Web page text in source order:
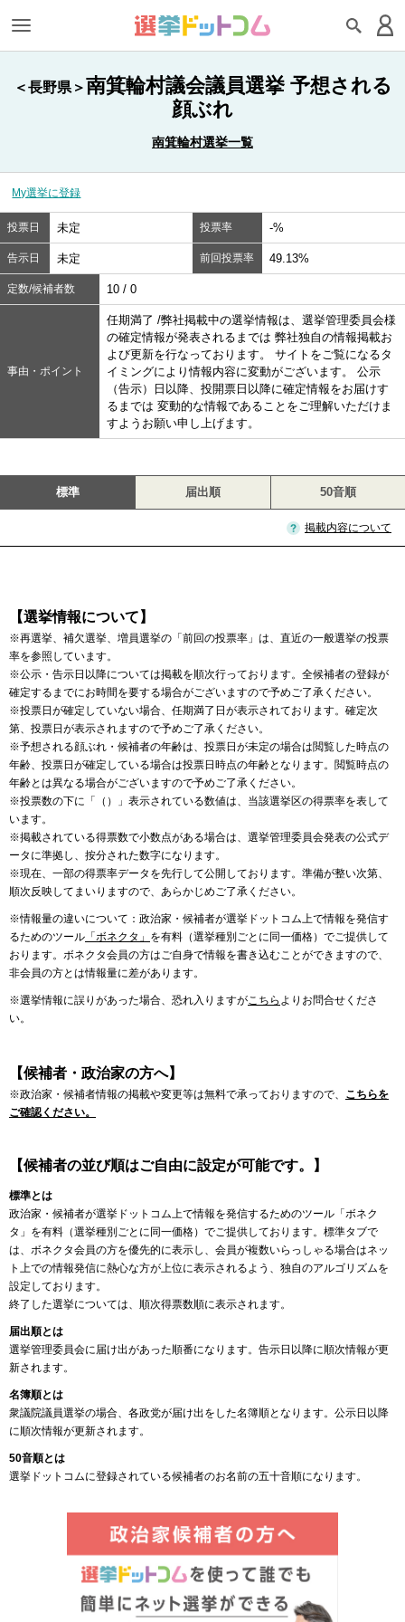
＜長野県＞南箕輪村議会議員選挙 予想される
顔ぶれ
南箕輪村選挙一覧
My選挙に登録
投票日 未定 投票率 -%
告示日 未定 前回投票率 49.13%
定数/候補者数 10 / 0
事由・ポイント
任期満了 /弊社掲載中の選挙情報は、選挙管理委員会様
の確定情報が発表されるまでは 弊社独自の情報掲載お
よび更新を行なっております。 サイトをご覧になるタ
イミングにより情報内容に変動がございます。 公示
（告示）日以降、投開票日以降に確定情報をお届けす
るまでは 変動的な情報であることをご理解いただけま
すようお願い申し上げます。
標準 届出順 50音順
掲載内容について
【選挙情報について】
※再選挙、補欠選挙、増員選挙の「前回の投票率」は、直近の一般選挙の投票
率を参照しています。
※公示・告示日以降については掲載を順次行っております。全候補者の登録が
確定するまでにお時間を要する場合がございますので予めご了承ください。
※投票日が確定していない場合、任期満了日が表示されております。確定次
第、投票日が表示されますので予めご了承ください。
※予想される顔ぶれ・候補者の年齢は、投票日が未定の場合は閲覧した時点の
年齢、投票日が確定している場合は投票日時点の年齢となります。閲覧時点の
年齢とは異なる場合がございますので予めご了承ください。
※投票数の下に「（）」表示されている数値は、当該選挙区の得票率を表して
います。
※掲載されている得票数で小数点がある場合は、選挙管理委員会発表の公式デ
ータに準拠し、按分された数字になります。
※現在、一部の得票率データを先行して公開しております。準備が整い次第、
順次反映してまいりますので、あらかじめご了承ください。
※情報量の違いについて：政治家・候補者が選挙ドットコム上で情報を発信す
るためのツール 「ボネクタ」 を有料（選挙種別ごとに同一価格）でご提供して
おります。ボネクタ会員の方はご自身で情報を書き込むことができますので、
非会員の方とは情報量に差があります。
※選挙情報に誤りがあった場合、恐れ入りますがこちら よりお問合せくださ
い。
【候補者・政治家の方へ】
※政治家・候補者情報の掲載や変更等は無料で承っておりますので、 こちらを
ご確認ください。
【候補者の並び順はご自由に設定が可能です。】
標準とは
政治家・候補者が選挙ドットコム上で情報を発信するためのツール「ボネク
タ」を有料（選挙種別ごとに同一価格）でご提供しております。標準タブで
は、ボネクタ会員の方を優先的に表示し、会員が複数いらっしゃる場合はネッ
ト上での情報発信に熱心な方が上位に表示されるよう、独自のアルゴリズムを
設定しております。
終了した選挙については、順次得票数順に表示されます。
届出順とは
選挙管理委員会に届け出があった順番になります。告示日以降に順次情報が更
新されます。
名簿順とは
衆議院議員選挙の場合、各政党が届け出をした名簿順となります。公示日以降
に順次情報が更新されます。
50音順とは
選挙ドットコムに登録されている候補者のお名前の五十音順になります。